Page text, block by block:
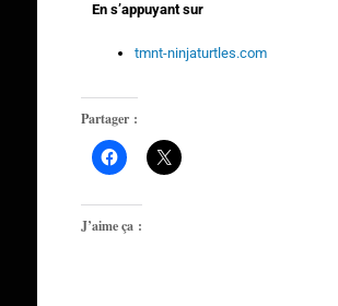
En s’appuyant sur
tmnt-ninjaturtles.com
Partager :
J’aime ça :